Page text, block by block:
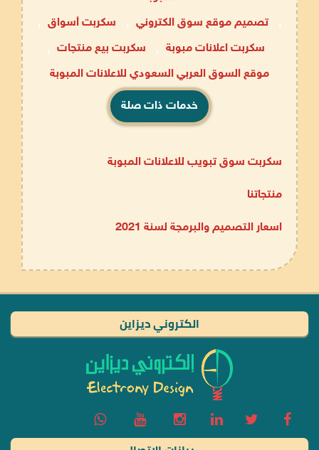
,
تصميم موقع سوق الكتروني , سكربت أسواق ,
سكربت اعلانات مبوبة , سكربت بيع منتجات ,
موقع السوق العربي السعودي للاعلانات المبوبة
خدمات ذات صلة
سكربت سوق تبويب للاعلانات المبوبة
منتجاتنا
اسعار التصميم والبرمجة لسنة 2021
الكتروني ديزاين